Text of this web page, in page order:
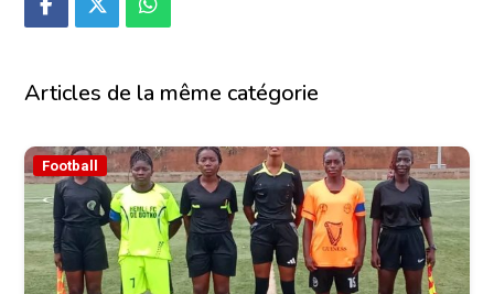
Articles de la même catégorie
Football